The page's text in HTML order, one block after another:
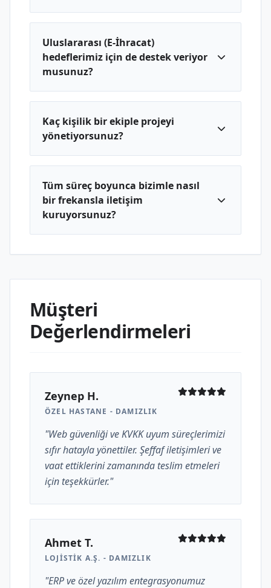
Uluslararası (E-İhracat)
hedeflerimiz için de destek veriyor
musunuz?
Kaç kişilik bir ekiple projeyi
yönetiyorsunuz?
Tüm süreç boyunca bizimle nasıl
bir frekansla iletişim
kuruyorsunuz?
Müşteri
Değerlendirmeleri
Zeynep H.
ÖZEL HASTANE - DAMIZLIK
"Web güvenliği ve KVKK uyum süreçlerimizi
sıfır hatayla yönettiler. Şeffaf iletişimleri ve
vaat ettiklerini zamanında teslim etmeleri
için teşekkürler."
Ahmet T.
LOJISTIK A.Ş. - DAMIZLIK
"ERP ve özel yazılım entegrasyonumuz